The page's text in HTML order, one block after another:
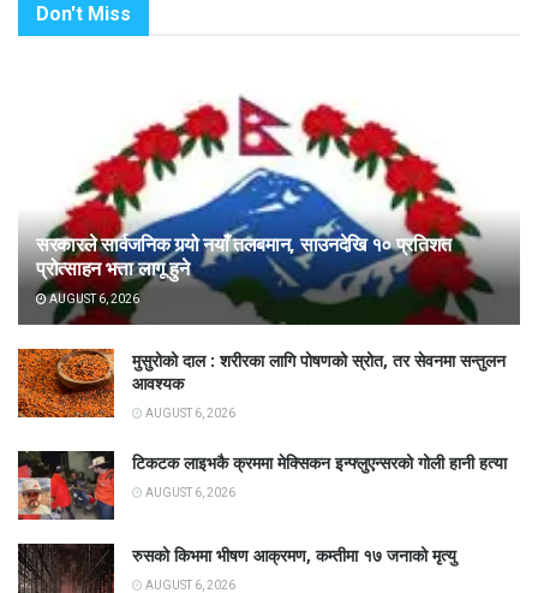
Don't Miss
सरकारले सार्वजनिक गर्‍यो नयाँ तलबमान, साउनदेखि १० प्रतिशत
प्रोत्साहन भत्ता लागू हुने
AUGUST 6, 2026
मुसुरोको दाल : शरीरका लागि पोषणको स्रोत, तर सेवनमा सन्तुलन
आवश्यक
AUGUST 6, 2026
टिकटक लाइभकै क्रममा मेक्सिकन इन्फ्लुएन्सरको गोली हानी हत्या
AUGUST 6, 2026
रुसको किभमा भीषण आक्रमण, कम्तीमा १७ जनाको मृत्यु
AUGUST 6, 2026